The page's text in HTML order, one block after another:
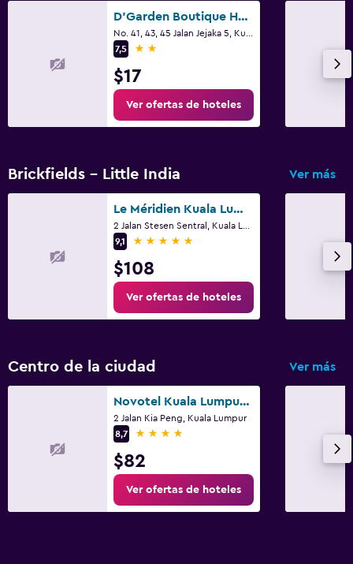
D'Garden Boutique Hotel Kuala Lumpur
7,5
2 estrellas
$17
Ver ofertas de hoteles
Brickfields - Little India Ver más
Le Méridien Kuala Lumpur
9,1
5 estrellas
$108
Ver ofertas de hoteles
Centro de la ciudad Ver más
Novotel Kuala Lumpur City Centre
2 Jalan Kia Peng, Kuala Lumpur
8,7
4 estrellas
$82
Ver ofertas de hoteles